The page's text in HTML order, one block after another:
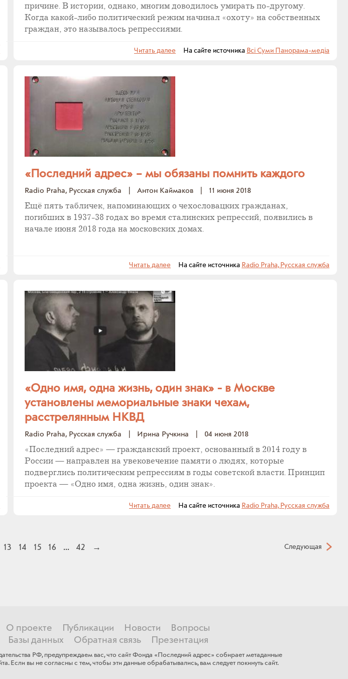
причине. В истории, однако, многим доводилось умирать по-другому.
Когда какой-либо политический режим начинал «охоту» на собственных
граждан, это называлось репрессиями.
Читать далее На сайте источника Всі Суми Панорама-медіа
«Последний адрес» – мы обязаны помнить каждого
Radio Praha, Русская служба Антон Каймаков
11 июня 2018
Ещё пять табличек, напоминающих о чехословацких гражданах,
погибших в 1937-38 годах во время сталинских репрессий, появились в
начале июня 2018 года на московских домах.
Читать далее На сайте источника Radio Praha, Русская служба
«Одно имя, одна жизнь, один знак» - в Москве
установлены мемориальные знаки чехам,
расстрелянным НКВД
Radio Praha, Русская служба Ирина Ручкина
04 июня 2018
«Последний адрес» — гражданский проект, основанный в 2014 году в
России — направлен на увековечение памяти о людях, которые
подверглись политическим репрессиям в годы советской власти. Принцип
проекта — «Одно имя, одна жизнь, один знак».
Читать далее На сайте источника Radio Praha, Русская служба
Следующая
13 14 15 16 ... 42 →
О проекте Публикации Новости
Вопросы
Базы данных Обратная связь Презентация
РФ, предупреждаем вас, что сайт Фонда «Последний адрес» собирает метаданные
​вы не согласны с тем, чтобы эти данные обрабатывались, ​вам ​следует покинуть сайт.